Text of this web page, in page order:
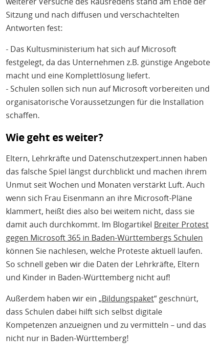
Sitzung und nach diffusen und verschachtelten
Antworten fest:
- Das Kultusministerium hat sich auf Microsoft
festgelegt, da das Unternehmen z.B. günstige Angebote
macht und eine Komplettlösung liefert.
- Schulen sollen sich nun auf Microsoft vorbereiten und
organisatorische Voraussetzungen für die Installation
schaffen.
Wie geht es weiter?
Eltern, Lehrkräfte und Datenschutzexpert.innen haben
das falsche Spiel längst durchblickt und machen ihrem
Unmut seit Wochen und Monaten verstärkt Luft. Auch
wenn sich Frau Eisenmann an ihre Microsoft-Pläne
klammert, heißt dies also bei weitem nicht, dass sie
damit auch durchkommt. Im Blogartikel Breiter Protest
gegen Microsoft 365 in Baden-Württembergs Schulen
können Sie nachlesen, welche Proteste aktuell laufen.
So schnell geben wir die Daten der Lehrkräfte, Eltern
und Kinder in Baden-Württemberg nicht auf!
Außerdem haben wir ein „Bildungspaket“ geschnürt,
dass Schulen dabei hilft sich selbst digitale
Kompetenzen anzueignen und zu vermitteln – und das
nicht nur in Baden-Württemberg!